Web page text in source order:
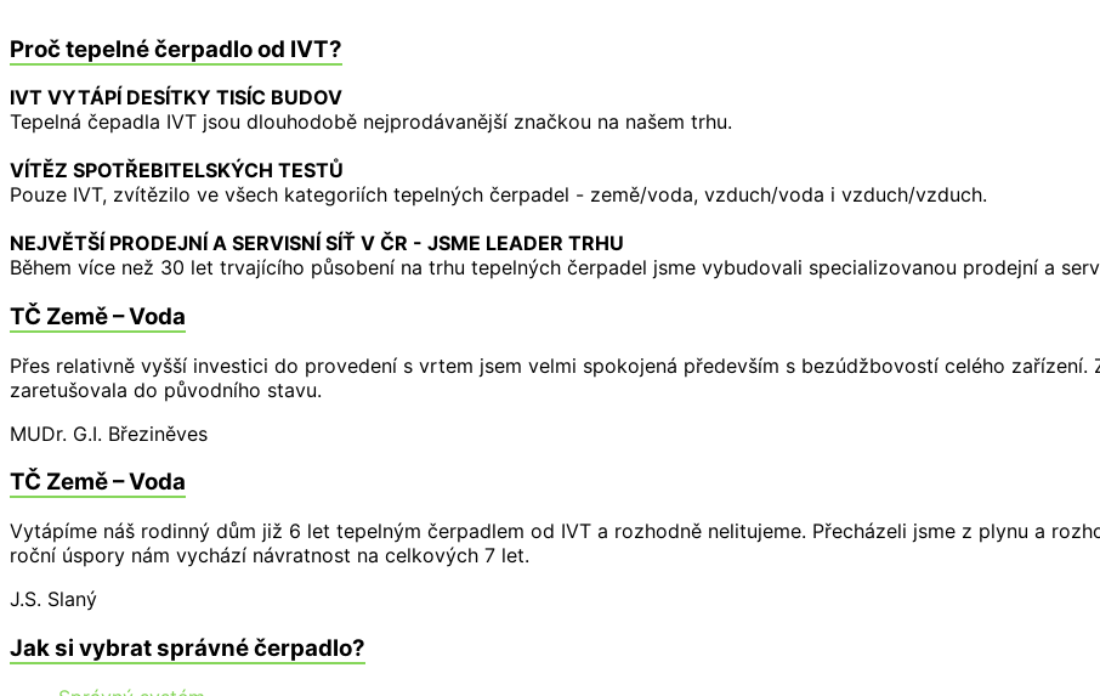
Proč tepelné čerpadlo od IVT?
IVT VYTÁPÍ DESÍTKY TISÍC BUDOV
Tepelná čepadla IVT jsou dlouhodobě nejprodávanější značkou na našem trhu.
VÍTĚZ SPOTŘEBITELSKÝCH TESTŮ
Pouze IVT, zvítězilo ve všech kategoriích tepelných čerpadel - země/voda, vzduch/voda i vzduch/vzduch.
NEJVĚTŠÍ PRODEJNÍ A SERVISNÍ SÍŤ V ČR - JSME LEADER TRHU
Během více než 30 let trvajícího působení na trhu tepelných čerpadel jsme vybudovali specializovanou prodejní a
TČ Země – Voda
Přes relativně vyšší investici do provedení s vrtem jsem velmi spokojená především s bezúdžbovostí celého
zaretušovala do původního stavu.
MUDr. G.I. Březiněves
TČ Země – Voda
Vytápíme náš rodinný dům již 6 let tepelným čerpadlem od IVT a rozhodně nelitujeme. Přecházeli jsme z plynu a
roční úspory nám vychází návratnost na celkových 7 let.
J.S. Slaný
Jak si vybrat správné čerpadlo?